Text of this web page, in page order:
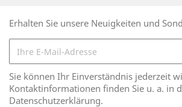
Erhalten Sie unsere Neuigkeiten und
Sie können Ihr Einverständnis jederzeit
Kontaktinformationen finden Sie u. a. in
Datenschutzerklärung.